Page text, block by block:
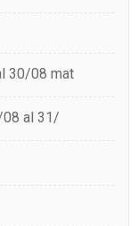
30/08 mat
al 31/